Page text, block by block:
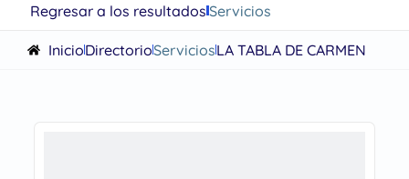
Regresar a los resultadosServicios
InicioDirectorioServiciosLA TABLA DE CARMEN